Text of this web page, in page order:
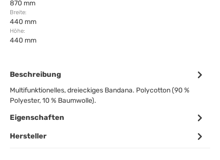
870 mm
Breite:
440 mm
Höhe:
440 mm
Beschreibung
Multifunktionelles, dreieckiges Bandana. Polycotton (90 %
Polyester, 10 % Baumwolle).
Eigenschaften
Hersteller